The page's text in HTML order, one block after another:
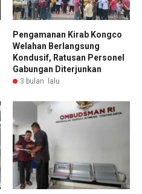
Pengamanan Kirab Kongco
Welahan Berlangsung
Kondusif, Ratusan Personel
Gabungan Diterjunkan
3 bulan lalu